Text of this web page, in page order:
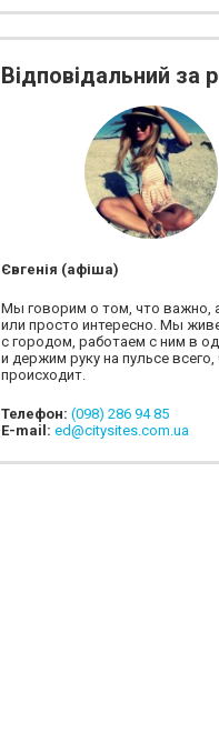
Відповідальний за
Євгенія (афіша)
Мы говорим о том, что важно,
или просто интересно. Мы
с городом, работаем с ним в
и держим руку на пульсе всего,
происходит.
Телефон: (098) 286 94 85
E-mail: ed@citysites.com.ua